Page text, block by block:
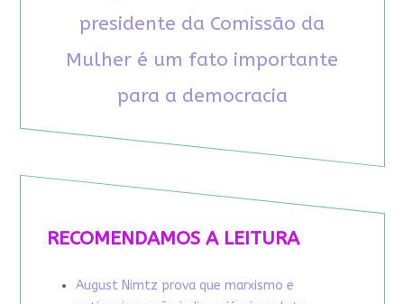
presidente da Comissão da
Mulher é um fato importante
para a democracia
RECOMENDAMOS A LEITURA
August Nimtz prova que marxismo e